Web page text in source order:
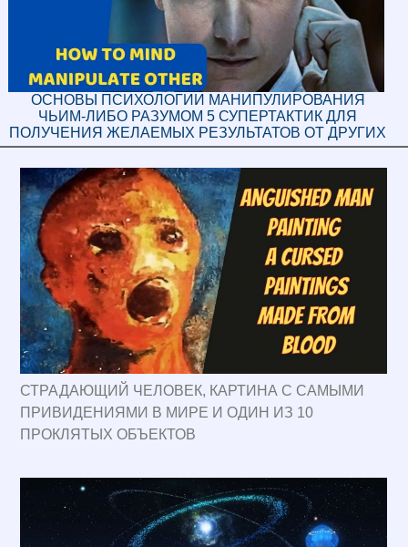
ОСНОВЫ ПСИХОЛОГИИ МАНИПУЛИРОВАНИЯ
ЧЬИМ-ЛИБО РАЗУМОМ 5 СУПЕРТАКТИК ДЛЯ
ПОЛУЧЕНИЯ ЖЕЛАЕМЫХ РЕЗУЛЬТАТОВ ОТ ДРУГИХ
СТРАДАЮЩИЙ ЧЕЛОВЕК, КАРТИНА С САМЫМИ
ПРИВИДЕНИЯМИ В МИРЕ И ОДИН ИЗ 10
ПРОКЛЯТЫХ ОБЪЕКТОВ